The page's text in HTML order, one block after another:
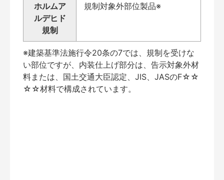
ホルムア
ルデヒド
規制
規制対象外部位製品※
※建築基準法施行令20条の7では、規制を受けな
い部位ですが、内装仕上げ部分は、告示対象外材
料または、国土交通大臣認定、JIS、JASのF☆☆
☆☆材料で構成されています。